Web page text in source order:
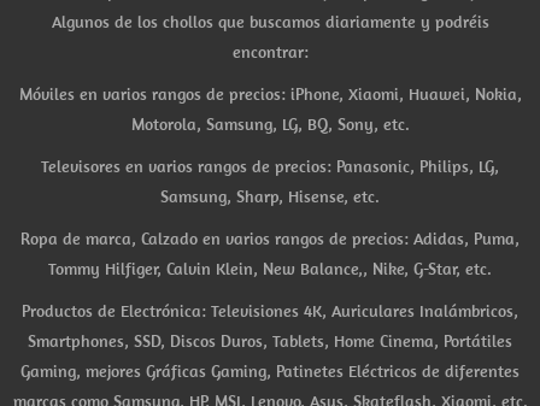
Algunos de los chollos que buscamos diariamente y podréis
encontrar:
Móviles en varios rangos de precios: iPhone, Xiaomi, Huawei, Nokia,
Motorola, Samsung, LG, BQ, Sony, etc.
Televisores en varios rangos de precios: Panasonic, Philips, LG,
Samsung, Sharp, Hisense, etc.
Ropa de marca, Calzado en varios rangos de precios: Adidas, Puma,
Tommy Hilfiger, Calvin Klein, New Balance,, Nike, G-Star, etc.
Productos de Electrónica: Televisiones 4K, Auriculares Inalámbricos,
Smartphones, SSD, Discos Duros, Tablets, Home Cinema, Portátiles
Gaming, mejores Gráficas Gaming, Patinetes Eléctricos de diferentes
marcas como Samsung, HP, MSI, Lenovo, Asus, Skateflash, Xiaomi, etc.